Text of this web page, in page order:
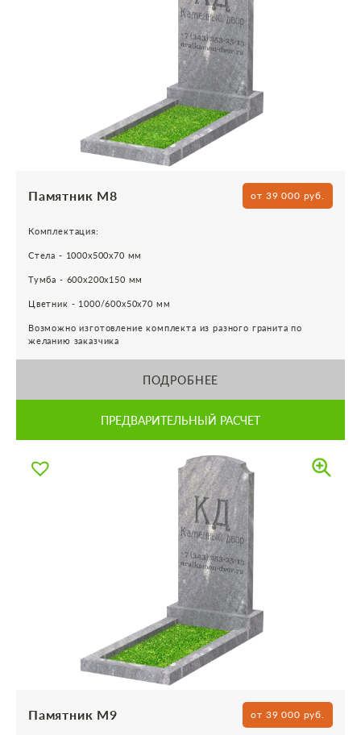
Памятник М8 от 39 000 руб.
Комплектация:
Стела - 1000х500х70 мм
Тумба - 600х200х150 мм
Цветник - 1000/600х50х70 мм
Возможно изготовление комплекта из разного гранита по
желанию заказчика
ПОДРОБНЕЕ
ПРЕДВАРИТЕЛЬНЫЙ РАСЧЕТ
Памятник М9 от 39 000 руб.